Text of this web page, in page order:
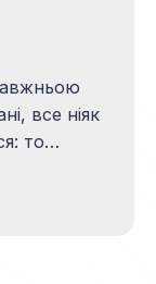
все ніяк
то